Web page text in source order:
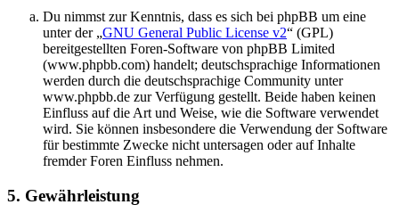
Du nimmst zur Kenntnis, dass es sich bei phpBB um eine
unter der „GNU General Public License v2“ (GPL)
bereitgestellten Foren-Software von phpBB Limited
(www.phpbb.com) handelt; deutschsprachige Informationen
werden durch die deutschsprachige Community unter
www.phpbb.de zur Verfügung gestellt. Beide haben keinen
Einfluss auf die Art und Weise, wie die Software verwendet
wird. Sie können insbesondere die Verwendung der Software
für bestimmte Zwecke nicht untersagen oder auf Inhalte
fremder Foren Einfluss nehmen.
5. Gewährleistung